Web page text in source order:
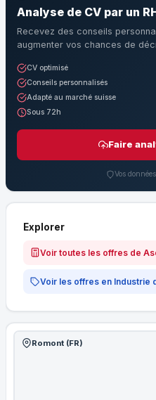
Analyse de CV par un
Recevez des conseils
augmenter vos chances de
CV optimisé
Conseils personnalisés
Adapté au marché suisse
Sous 72h
Faire
Vos
Explorer
Voir toutes les offres de
Voir les offres en Industrie
Romont (FR)